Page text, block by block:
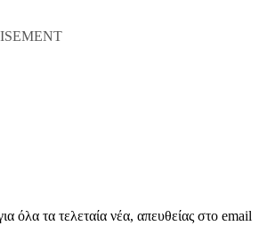
όλα τα τελεταία νέα, απευθείας στο email